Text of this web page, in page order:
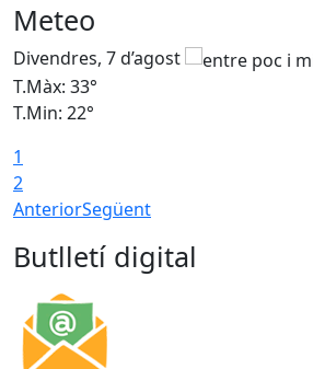
Meteo
Divendres, 7 d’agost
T.Màx: 33°
T.Min: 22°
1
2
AnteriorSegüent
Butlletí digital